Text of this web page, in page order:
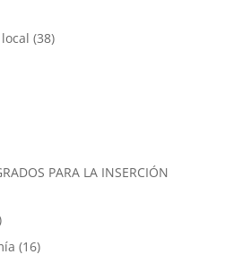
(38)
PARA LA INSERCIÓN
(16)